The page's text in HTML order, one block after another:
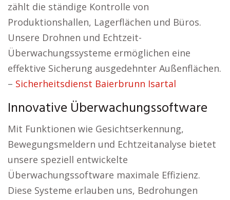
zählt die ständige Kontrolle von
Produktionshallen, Lagerflächen und Büros.
Unsere Drohnen und Echtzeit-
Überwachungssysteme ermöglichen eine
effektive Sicherung ausgedehnter Außenflächen.
– Sicherheitsdienst Baierbrunn Isartal
Innovative Überwachungssoftware
Mit Funktionen wie Gesichtserkennung,
Bewegungsmeldern und Echtzeitanalyse bietet
unsere speziell entwickelte
Überwachungssoftware maximale Effizienz.
Diese Systeme erlauben uns, Bedrohungen